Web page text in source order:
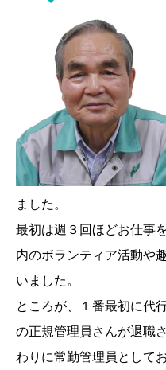
ました。
最初は週３回ほどお仕事
内のボランティア活動や
いました。
ところが、１番最初に代
の正規管理員さんが退職
わりに常勤管理員として